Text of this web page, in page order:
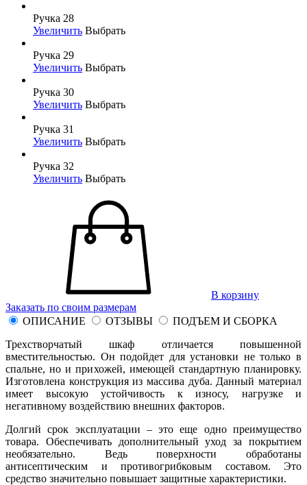
Ручка 28
Увеличить Выбрать
Ручка 29
Увеличить Выбрать
Ручка 30
Увеличить Выбрать
Ручка 31
Увеличить Выбрать
Ручка 32
Увеличить Выбрать
В корзину
Заказать по своим размерам
ОПИСАНИЕ
ОТЗЫВЫ
ПОДЪЕМ И СБОРКА
Трехстворчатый шкаф отличается повышенной
вместительностью. Он подойдет для установки не только в
спальне, но и прихожей, имеющей стандартную планировку.
Изготовлена конструкция из массива дуба. Данный материал
имеет высокую устойчивость к износу, нагрузке и
негативному воздействию внешних факторов.
Долгий срок эксплуатации – это еще одно преимущество
товара. Обеспечивать дополнительный уход за покрытием
необязательно. Ведь поверхности обработаны
антисептическим и противогрибковым составом. Это
средство значительно повышает защитные характеристики.